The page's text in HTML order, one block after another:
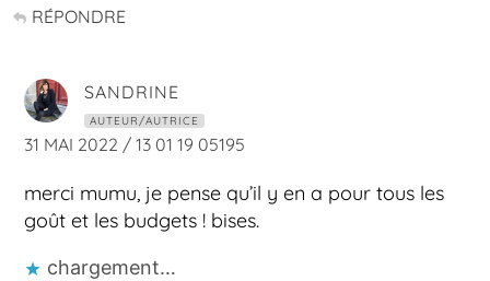
RÉPONDRE
SANDRINE
AUTEUR/AUTRICE
31 MAI 2022 / 13 01 19 05195
merci mumu, je pense qu’il y en a pour tous les
goût et les budgets ! bises.
chargement…